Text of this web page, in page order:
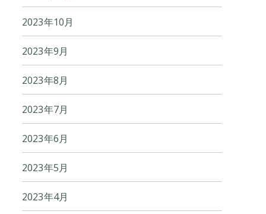
2023年10月
2023年9月
2023年8月
2023年7月
2023年6月
2023年5月
2023年4月